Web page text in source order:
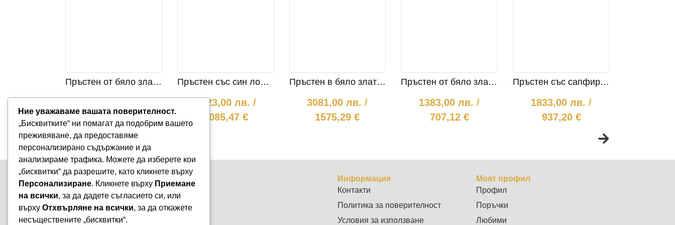
Пръстен от бяло злато с розов турмалин и диаманти 847
1387,13 €
Пръстен със син лондон топаз и диаманти 936
2123,00 лв. /
1085,47 €
Пръстен в бяло злато с диаманти 860
3081,00лв. /
1575,29 €
Пръстен от бяло злато с диаманти 1027
1383,00лв. /
707,12 €
Пръстен със сапфир и диаманти 718
1833,00лв. /
937,20 €
Варна, бул. „Княз Борис I-ви“ 47
+359 899 980 729
Информация
Контакти
Политика за поверителност
Условия за използване
Моят профил
Профил
Поръчки
Любими
Ние уважаваме вашата поверителност.
„Бисквитките“ ни помагат да подобрим вашето
преживяване, да предоставяме
персонализирано съдържание и да
анализираме трафика. Можете да изберете кои
„бисквитки“ да разрешите, като кликнете върху
Персонализиране. Кликнете върху Приемане
на всички, за да дадете съгласието си, или
върху Отхвърляне на всички, за да откажете
несъществените „бисквитки“.